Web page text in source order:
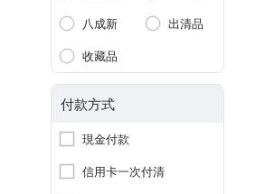
八成新
出清品
收藏品
付款方式
現金付款
信用卡一次付清